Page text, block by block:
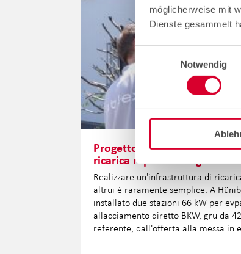
möglicherweise mit
Dienste gesammelt
Notwendig
Progetto di riferimento per
ricarica rapida sul lago di
Realizzare un'infrastruttura di
altrui è raramente semplice. A
installato due stazioni 66 kW per
allacciamento diretto BKW, gru da
referente, dall'offerta alla messa in